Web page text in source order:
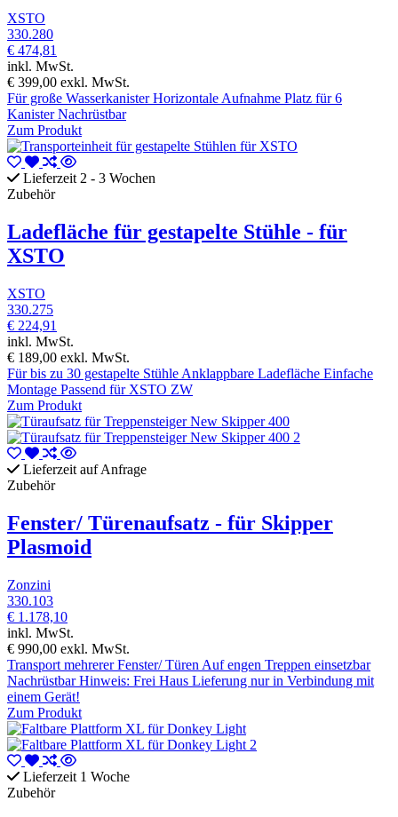
XSTO
330.280
€ 474,81
inkl. MwSt.
€ 399,00 exkl. MwSt.
Für große Wasserkanister Horizontale Aufnahme Platz für 6
Kanister Nachrüstbar
Zum Produkt
Lieferzeit 2 - 3 Wochen
Zubehör
Ladefläche für gestapelte Stühle - für
XSTO
XSTO
330.275
€ 224,91
inkl. MwSt.
€ 189,00 exkl. MwSt.
Für bis zu 30 gestapelte Stühle Anklappbare Ladefläche Einfache
Montage Passend für XSTO ZW
Zum Produkt
Lieferzeit auf Anfrage
Zubehör
Fenster/ Türenaufsatz - für Skipper
Plasmoid
Zonzini
330.103
€ 1.178,10
inkl. MwSt.
€ 990,00 exkl. MwSt.
Transport mehrerer Fenster/ Türen Auf engen Treppen einsetzbar
Nachrüstbar Hinweis: Frei Haus Lieferung nur in Verbindung mit
einem Gerät!
Zum Produkt
Lieferzeit 1 Woche
Zubehör